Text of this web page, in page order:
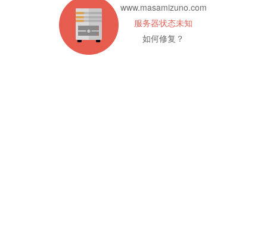
www.masamizuno.com
服务器状态未知
如何修复？